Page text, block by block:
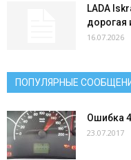
LADA
дорогая
16.07.2026
ПОПУЛЯРНЫЕ
Ошибка
23.07.2017